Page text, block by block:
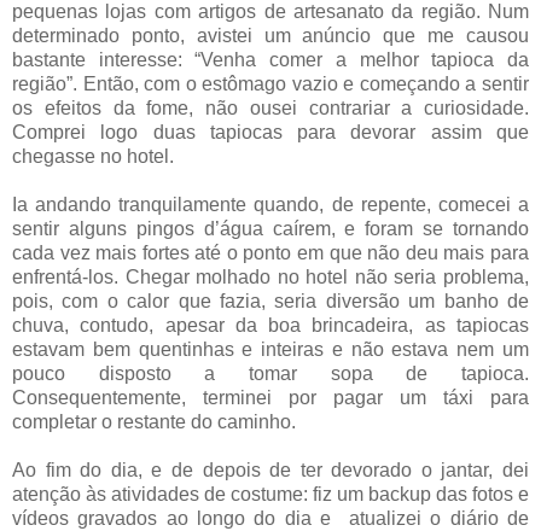
pequenas lojas com artigos de artesanato da região. Num
determinado ponto, avistei um anúncio que me causou
bastante interesse: “Venha comer a melhor tapioca da
região”. Então, com o estômago vazio e começando a sentir
os efeitos da fome, não ousei contrariar a curiosidade.
Comprei logo duas tapiocas para devorar assim que
chegasse no hotel.
Ia andando tranquilamente quando, de repente, comecei a
sentir alguns pingos d’água caírem, e foram se tornando
cada vez mais fortes até o ponto em que não deu mais para
enfrentá-los. Chegar molhado no hotel não seria problema,
pois, com o calor que fazia, seria diversão um banho de
chuva, contudo, apesar da boa brincadeira, as tapiocas
estavam bem quentinhas e inteiras e não estava nem um
pouco disposto a tomar sopa de tapioca.
Consequentemente, terminei por pagar um táxi para
completar o restante do caminho.
Ao fim do dia, e de depois de ter devorado o jantar, dei
atenção às atividades de costume: fiz um backup das fotos e
vídeos gravados ao longo do dia e atualizei o diário de